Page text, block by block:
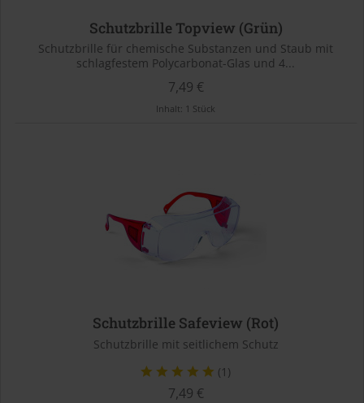
Schutzbrille Topview (Grün)
Schutzbrille für chemische Substanzen und Staub mit
schlagfestem Polycarbonat-Glas und 4...
7,49 €
Inhalt: 1 Stück
Schutzbrille Safeview (Rot)
Schutzbrille mit seitlichem Schutz
(1)
7,49 €